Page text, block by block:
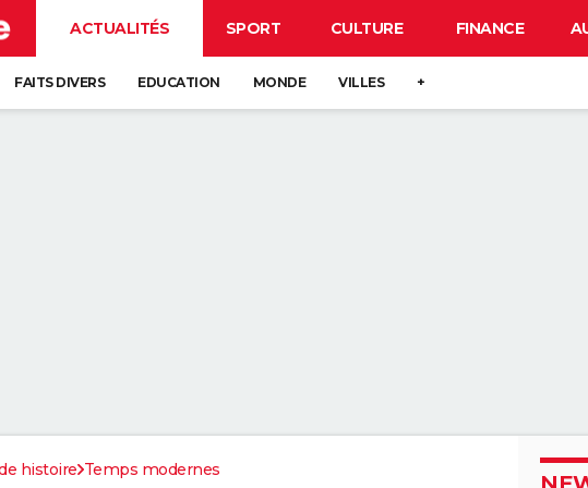
ACTUALITÉS SPORT CULTURE FINANCE
FAITS DIVERS EDUCATION MONDE VILLES +
histoire Temps modernes